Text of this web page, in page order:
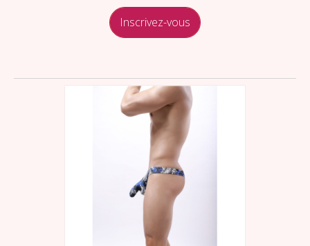
Inscrivez-vous